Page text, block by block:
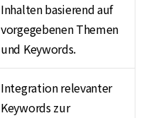
Inhalten basierend auf
vorgegebenen Themen
und Keywords.
Integration relevanter
Keywords zur